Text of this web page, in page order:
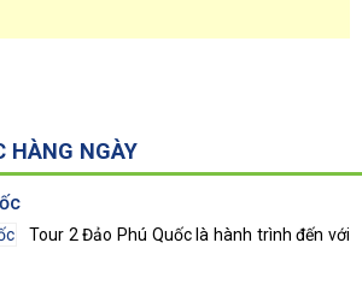
HÀNG NGÀY
Tour 2 Đảo Phú Quốc là hành trình đến với